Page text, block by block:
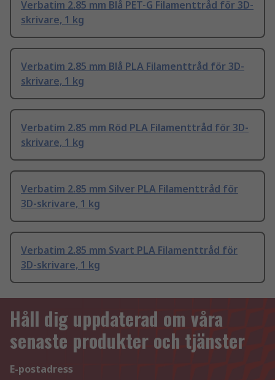
Verbatim 2.85 mm Blå PET-G Filamenttråd för 3D-
skrivare, 1 kg
Verbatim 2.85 mm Blå PLA Filamenttråd för 3D-
skrivare, 1 kg
Verbatim 2.85 mm Röd PLA Filamenttråd för 3D-
skrivare, 1 kg
Verbatim 2.85 mm Silver PLA Filamenttråd för
3D-skrivare, 1 kg
Verbatim 2.85 mm Svart PLA Filamenttråd för
3D-skrivare, 1 kg
Håll dig uppdaterad om våra
senaste produkter och tjänster
E-postadress